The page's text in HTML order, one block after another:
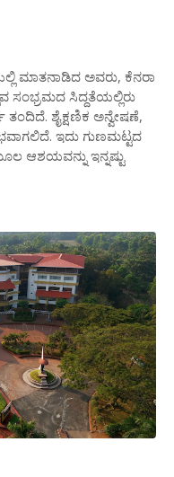
ಮಾತನಾಡಿದ ಅವರು, ಕೆನರಾ
ಸಂಭ್ರಮದ ಸಿದ್ದತೆಯಲ್ಲಿರು
ತಂದಿದೆ. ಶೈಕ್ಷಣಿಕ ಅನ್ವೇಷಣೆ,
. ಇದು ಗುಣಮಟ್ಟದ
ಆಶಯವನ್ನು ಇನ್ನಷ್ಟು